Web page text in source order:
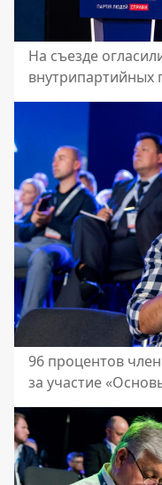
На съезде
внутрипартийных
96 процентов
за участие